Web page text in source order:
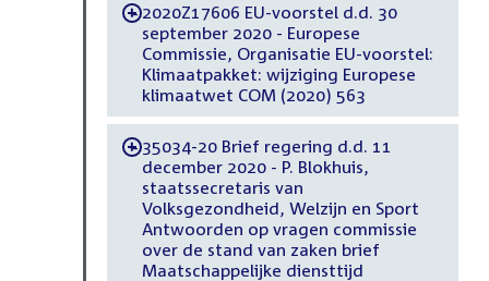
-2020Z17606 EU-voorstel d.d. 30
september 2020 - Europese
Commissie, Organisatie EU-voorstel:
Klimaatpakket: wijziging Europese
klimaatwet COM (2020) 563
-35034-20 Brief regering d.d. 11
december 2020 - P. Blokhuis,
staatssecretaris van
Volksgezondheid, Welzijn en Sport
Antwoorden op vragen commissie
over de stand van zaken brief
Maatschappelijke diensttijd